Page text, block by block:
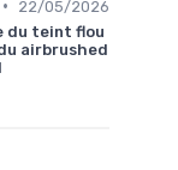
•
22/05/2026
du teint flou
airbrushed